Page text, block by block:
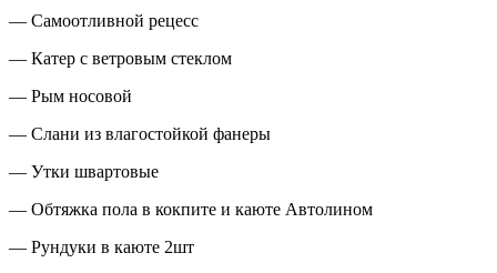
— Самоотливной рецесс
— Катер с ветровым стеклом
— Рым носовой
— Слани из влагостойкой фанеры
— Утки швартовые
— Обтяжка пола в кокпите и каюте Автолином
— Рундуки в каюте 2шт